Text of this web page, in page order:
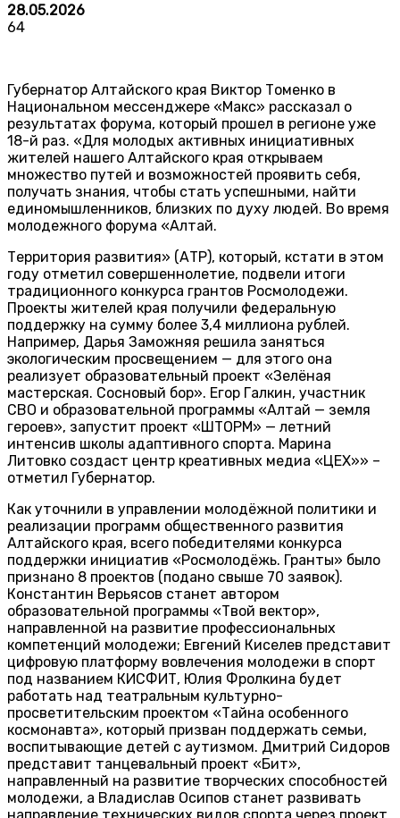
28.05.2026
64
Губернатор Алтайского края Виктор Томенко в
Национальном мессенджере «Макс» рассказал о
результатах форума, который прошел в регионе уже
18-й раз. «Для молодых активных инициативных
жителей нашего Алтайского края открываем
множество путей и возможностей проявить себя,
получать знания, чтобы стать успешными, найти
единомышленников, близких по духу людей. Во время
молодежного форума «Алтай.
Территория развития» (АТР), который, кстати в этом
году отметил совершеннолетие, подвели итоги
традиционного конкурса грантов Росмолодежи.
Проекты жителей края получили федеральную
поддержку на сумму более 3,4 миллиона рублей.
Например, Дарья Заможняя решила заняться
экологическим просвещением — для этого она
реализует образовательный проект «Зелёная
мастерская. Сосновый бор». Егор Галкин, участник
СВО и образовательной программы «Алтай — земля
героев», запустит проект «ШТОРМ» — летний
интенсив школы адаптивного спорта. Марина
Литовко создаст центр креативных медиа «ЦЕХ»» –
отметил Губернатор.
Как уточнили в управлении молодёжной политики и
реализации программ общественного развития
Алтайского края, всего победителями конкурса
поддержки инициатив «Росмолодёжь. Гранты» было
признано 8 проектов (подано свыше 70 заявок).
Константин Верьясов станет автором
образовательной программы «Твой вектор»,
направленной на развитие профессиональных
компетенций молодежи; Евгений Киселев представит
цифровую платформу вовлечения молодежи в спорт
под названием КИСФИТ, Юлия Фролкина будет
работать над театральным культурно-
просветительским проектом «Тайна особенного
космонавта», который призван поддержать семьи,
воспитывающие детей с аутизмом. Дмитрий Сидоров
представит танцевальный проект «Бит»,
направленный на развитие творческих способностей
молодежи, а Владислав Осипов станет развивать